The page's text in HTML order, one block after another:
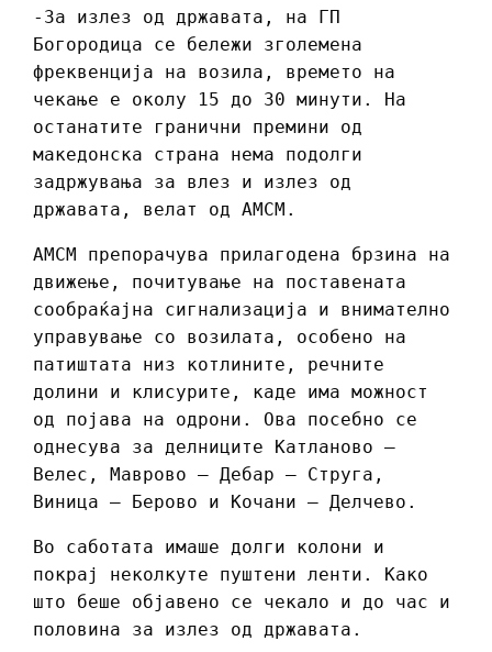
-За излез од државата, на ГП
Богородица се бележи зголемена
фреквенција на возила, времето на
чекање е околу 15 до 30 минути. На
останатите гранични премини од
македонска страна нема подолги
задржувања за влез и излез од
државата, велат од АМСМ.
АМСМ препорачува прилагодена брзина на
движење, почитување на поставената
сообраќајна сигнализација и внимателно
управување со возилата, особено на
патиштата низ котлините, речните
долини и клисурите, каде има можност
од појава на одрони. Ова посебно се
однесува за делниците Катланово –
Велес, Маврово – Дебар – Струга,
Виница – Берово и Кочани – Делчево.
Во саботата имаше долги колони и
покрај неколкуте пуштени ленти. Како
што беше објавено се чекало и до час и
половина за излез од државата.